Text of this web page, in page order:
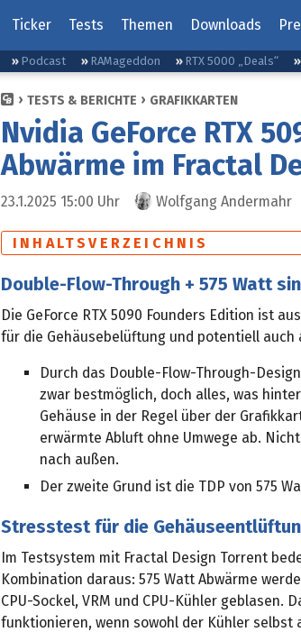
Ticker Tests Themen Downloads
Podcast RAMageddon RTX 5000 „Deals“
TESTS & BERICHTE GRAFIKKARTEN
Nvidia GeForce RTX
Abwärme im Fractal
23.1.2025 15:00 Uhr Wolfgang Andermahr
INHALTSVERZEICHNIS
Double-Flow-Through + 575 Watt
Die GeForce RTX 5090 Founders Edition ist
für die Gehäusebelüftung und potentiell auch
Durch das Double-Flow-Through-
zwar bestmöglich, doch alles, was
Gehäuse in der Regel über der
erwärmte Abluft ohne Umwege ab.
nach außen.
Der zweite Grund ist die TDP von 575
Stresstest für die
Im Testsystem mit Fractal Design Torrent
Kombination daraus: 575 Watt Abwärme
CPU-Sockel, VRM und CPU-Kühler geblasen.
funktionieren, wenn sowohl der Kühler selbst